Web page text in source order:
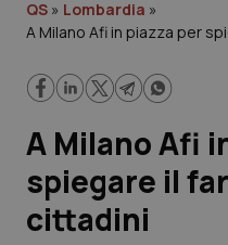
Cronache
Lavoro e Professioni
Scienza e Farmaci
QS » Lombardia »
A Milano Afi in piazza per
A Milano Afi
spiegare il
cittadini